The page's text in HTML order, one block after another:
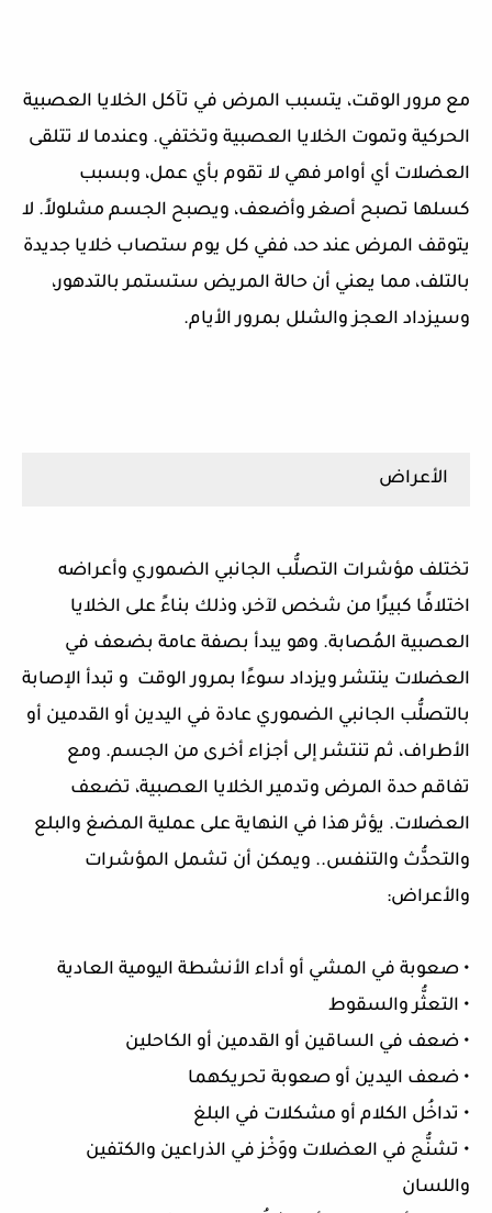
مع مرور الوقت، يتسبب المرض في تآكل الخلايا العصبية
الحركية وتموت الخلايا العصبية وتختفي. وعندما لا تتلقى
العضلات أي أوامر فهي لا تقوم بأي عمل، وبسبب
كسلها تصبح أصغر وأضعف، ويصبح الجسم مشلولاً. لا
يتوقف المرض عند حد، ففي كل يوم ستصاب خلايا جديدة
بالتلف، مما يعني أن حالة المريض ستستمر بالتدهور،
وسيزداد العجز والشلل بمرور الأيام.
الأعراض
تختلف مؤشرات التصلُّب الجانبي الضموري وأعراضه
اختلافًا كبيرًا من شخص لآخر، وذلك بناءً على الخلايا
العصبية المُصابة. وهو يبدأ بصفة عامة بضعف في
العضلات ينتشر ويزداد سوءًا بمرور الوقت و تبدأ الإصابة
بالتصلُّب الجانبي الضموري عادة في اليدين أو القدمين أو
الأطراف، ثم تنتشر إلى أجزاء أخرى من الجسم. ومع
تفاقم حدة المرض وتدمير الخلايا العصبية، تضعف
العضلات. يؤثر هذا في النهاية على عملية المضغ والبلع
والتحدُّث والتنفس.. ويمكن أن تشمل المؤشرات
والأعراض:
• صعوبة في المشي أو أداء الأنشطة اليومية العادية
• التعثُّر والسقوط
• ضعف في الساقين أو القدمين أو الكاحلين
• ضعف اليدين أو صعوبة تحريكهما
• تداخُل الكلام أو مشكلات في البلغ
• تشنُّج في العضلات ووَخْز في الذراعين والكتفين
واللسان